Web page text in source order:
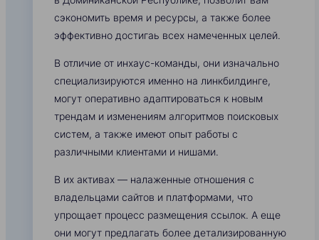
сэкономить время и ресурсы, а также более
эффективно достигаь всех намеченных целей.
В отличие от инхаус-команды, они изначально
специализируются именно на линкбилдинге,
могут оперативно адаптироваться к новым
трендам и изменениям алгоритмов поисковых
систем, а также имеют опыт работы с
различными клиентами и нишами.
В их активах — налаженные отношения с
владельцами сайтов и платформами, что
упрощает процесс размещения ссылок. А еще
они могут предлагать более детализированную